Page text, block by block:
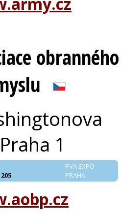
1
PVA EXPO
PRAHA
205